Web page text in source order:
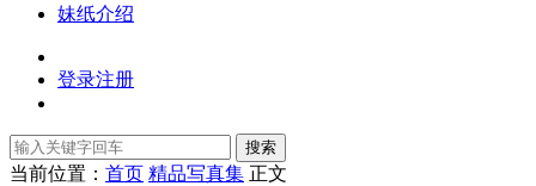
妹纸介绍
登录注册
搜索
当前位置： 首页 精品写真集 正文